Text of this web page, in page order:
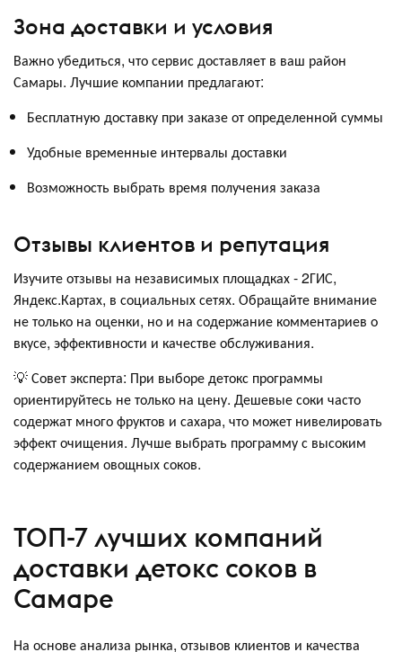
Зона доставки и условия
Важно убедиться, что сервис доставляет в ваш район
Самары. Лучшие компании предлагают:
Бесплатную доставку при заказе от определенной суммы
Удобные временные интервалы доставки
Возможность выбрать время получения заказа
Отзывы клиентов и репутация
Изучите отзывы на независимых площадках - 2ГИС,
Яндекс.Картах, в социальных сетях. Обращайте внимание
не только на оценки, но и на содержание комментариев о
вкусе, эффективности и качестве обслуживания.
💡 Совет эксперта: При выборе детокс программы
ориентируйтесь не только на цену. Дешевые соки часто
содержат много фруктов и сахара, что может нивелировать
эффект очищения. Лучше выбрать программу с высоким
содержанием овощных соков.
ТОП-7 лучших компаний
доставки детокс соков в
Самаре
На основе анализа рынка, отзывов клиентов и качества